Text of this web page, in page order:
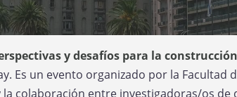
y desafíos para la
Es un evento organizado por la Facultad
colaboración entre investigadoras/os de